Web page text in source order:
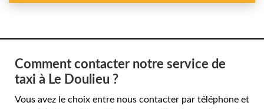
Comment contacter notre service de
taxi à Le Doulieu ?
Vous avez le choix entre nous contacter par téléphone et